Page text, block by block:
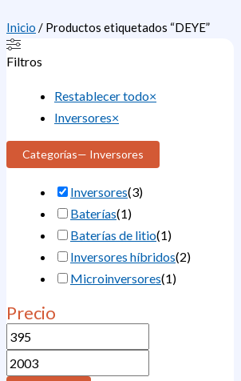
Inicio / Productos etiquetados “DEYE”
Filtros
Restablecer todo×
Inversores×
Categorías— Inversores
Inversores(3)
Baterías(1)
Baterías de litio(1)
Inversores híbridos(2)
Microinversores(1)
Precio